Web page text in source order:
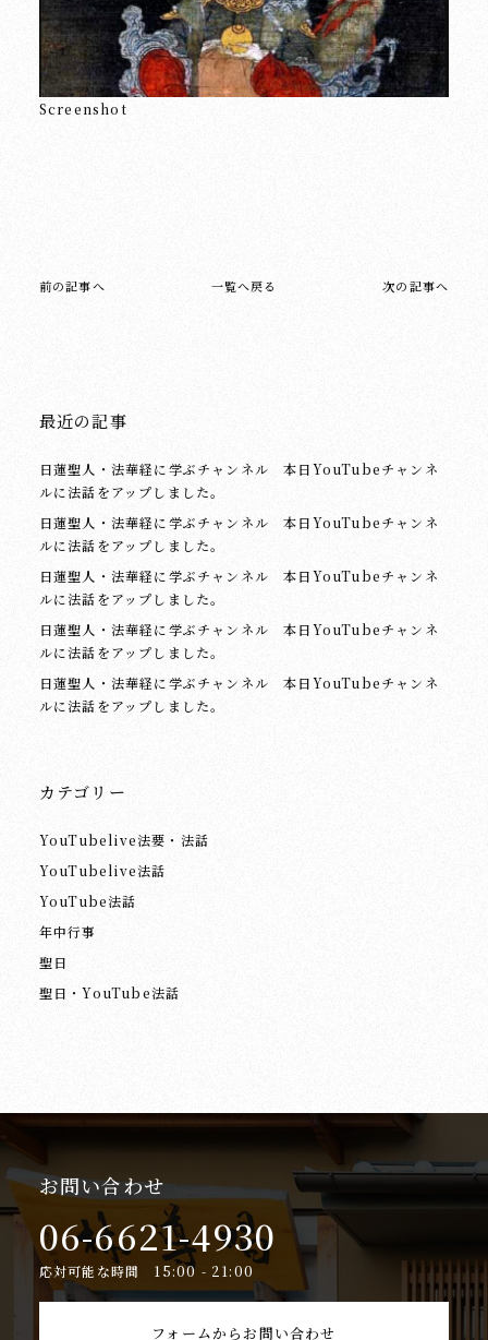
Screenshot
前の記事へ 一覧へ戻る 次の記事へ
最近の記事
日蓮聖人・法華経に学ぶチャンネル 本日YouTubeチャンネ
ルに法話をアップしました。
日蓮聖人・法華経に学ぶチャンネル 本日YouTubeチャンネ
ルに法話をアップしました。
日蓮聖人・法華経に学ぶチャンネル 本日YouTubeチャンネ
ルに法話をアップしました。
日蓮聖人・法華経に学ぶチャンネル 本日YouTubeチャンネ
ルに法話をアップしました。
日蓮聖人・法華経に学ぶチャンネル 本日YouTubeチャンネ
ルに法話をアップしました。
カテゴリー
YouTubelive法要・法話
YouTubelive法話
YouTube法話
年中行事
聖日
聖日・YouTube法話
お問い合わせ
06-6621-4930
応対可能な時間 15:00 - 21:00
フォームからお問い合わせ